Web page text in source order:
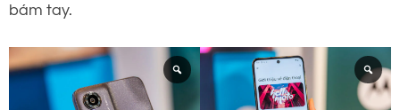
bám tay.